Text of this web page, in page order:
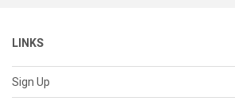
LINKS
Sign Up